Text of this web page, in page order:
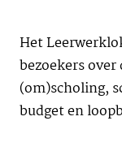
Het
bezoekers
(om)scholing,
budget en